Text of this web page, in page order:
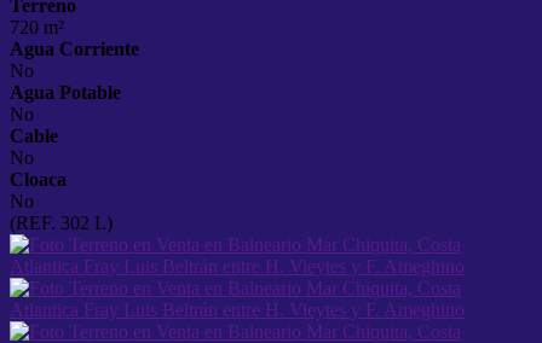
Terreno
720 m²
Agua Corriente
No
Agua Potable
No
Cable
No
Cloaca
No
(REF. 302 L)